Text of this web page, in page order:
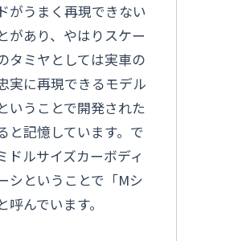
がうまく再現できない
があり、やはりスケー
タミヤとしては実車の
実に再現できるモデル
いうことで開発された
と記憶しています。で
ドルサイズカーボディ
シということで「Mシ
呼んでいます。